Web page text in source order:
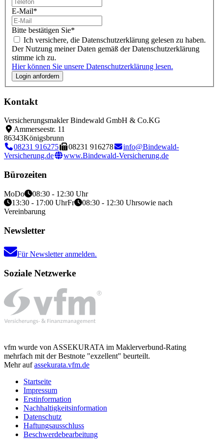
E-Mail*
Bitte bestätigen Sie*
Der Nutzung meiner Daten gemäß der Datenschutzerklärung
stimme ich zu.
Hier können Sie unsere Datenschutzerklärung lesen.
Kontakt
Versicherungsmakler Bindewald GmbH & Co.KG
Ammerseestr. 11
86343Königsbrunn
08231 916275
08231 916278
info@Bindewald-
Versicherung.de
www.Bindewald-Versicherung.de
Bürozeiten
MoDo
08:30 - 12:30 Uhr
13:30 - 17:00 UhrFr 08:30 - 12:30 Uhrsowie nach
Vereinbarung
Newsletter
Für Newsletter anmelden.
Soziale Netzwerke
vfm wurde von ASSEKURATA im Maklerverbund-Rating
mehrfach mit der Bestnote "exzellent" beurteilt.
Mehr aufassekurata.vfm.de
Startseite
Impressum
Erstinformation
Nachhaltigkeitsinformation
Datenschutz
Haftungsausschluss
Beschwerdebearbeitung